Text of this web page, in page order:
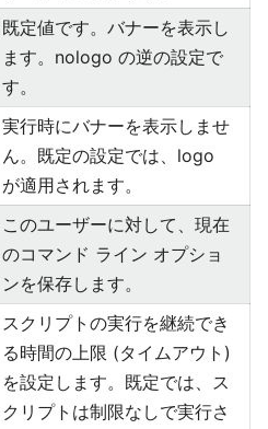
既定値です。バナーを表示し
ます。nologo の逆の設定で
す。
実行時にバナーを表示しませ
ん。既定の設定では、logo
が適用されます。
このユーザーに対して、現在
のコマンド ライン オプショ
ンを保存します。
スクリプトの実行を継続でき
る時間の上限 (タイムアウト)
を設定します。既定では、ス
クリプトは制限なしで実行さ